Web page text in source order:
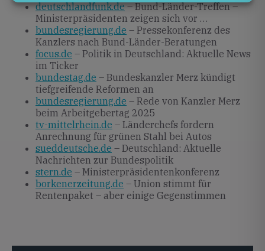
deutschlandfunk.de– Bund-Länder-Treffen –
Ministerpräsidenten zeigen sich vor …
bundesregierung.de – Pressekonferenz des
Kanzlers nach Bund-Länder-Beratungen
focus.de – Politik in Deutschland: Aktuelle News
im Ticker
bundestag.de – Bundeskanzler Merz kündigt
tiefgreifende Reformen an
bundesregierung.de – Rede von Kanzler Merz
beim Arbeitgebertag 2025
tv-mittelrhein.de – Länderchefs fordern
Anrechnung für grünen Stahl bei Autos
sueddeutsche.de – Deutschland: Aktuelle
Nachrichten zur Bundespolitik
stern.de – Ministerpräsidentenkonferenz
borkenerzeitung.de – Union stimmt für
Rentenpaket – aber einige Gegenstimmen